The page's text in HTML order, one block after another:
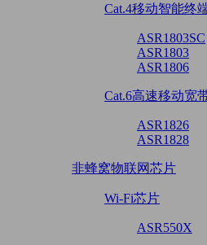
Cat.4移动智能终
ASR1803SC
ASR1803
ASR1806
Cat.6高速移动宽
ASR1826
ASR1828
非蜂窝物联网芯片
Wi-Fi芯片
ASR550X